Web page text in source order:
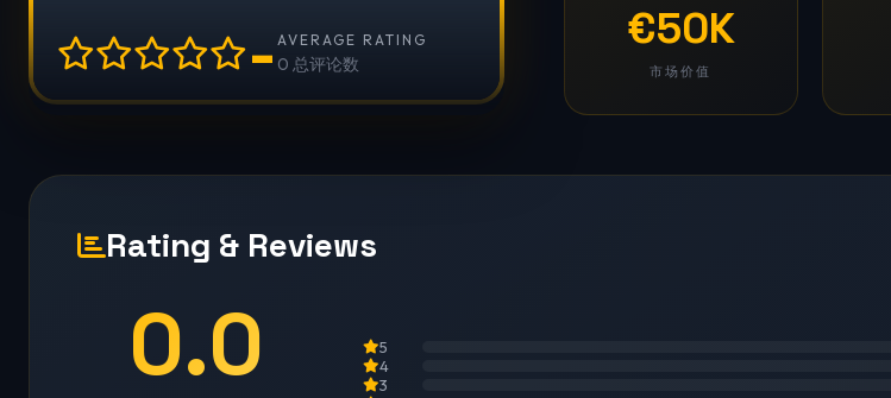
- AVERAGE RATING
0 总评论数
€50K
市场价值
Rating & Reviews
0.0 5
4
3